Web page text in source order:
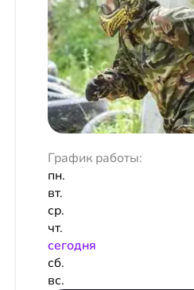
График работы:
пн.
вт.
ср.
чт.
сeгодня
сб.
вс.